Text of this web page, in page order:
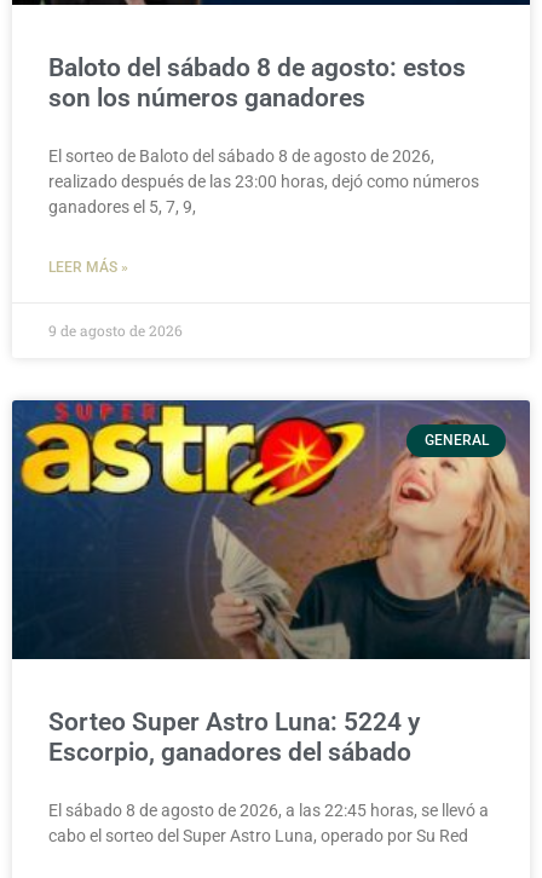
Baloto del sábado 8 de agosto: estos
son los números ganadores
El sorteo de Baloto del sábado 8 de agosto de 2026,
realizado después de las 23:00 horas, dejó como números
ganadores el 5, 7, 9,
LEER MÁS »
9 de agosto de 2026
GENERAL
Sorteo Super Astro Luna: 5224 y
Escorpio, ganadores del sábado
El sábado 8 de agosto de 2026, a las 22:45 horas, se llevó a
cabo el sorteo del Super Astro Luna, operado por Su Red